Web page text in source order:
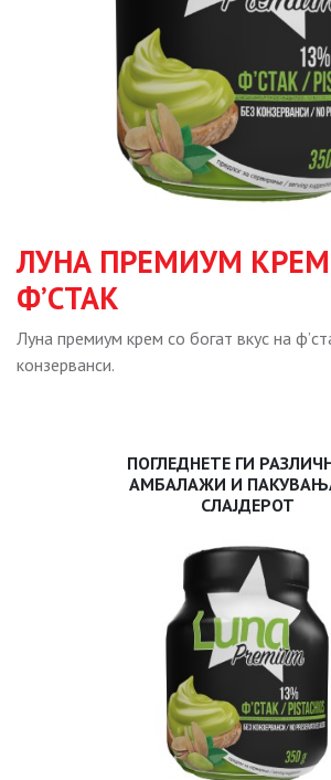
ЛУНА ПРЕМИУМ
Ф’СТАК
Луна премиум крем со богат вкус на
конзерванси.
ПОГЛЕДНЕТЕ ГИ
АМБАЛАЖИ И
СЛАЈДЕРОТ